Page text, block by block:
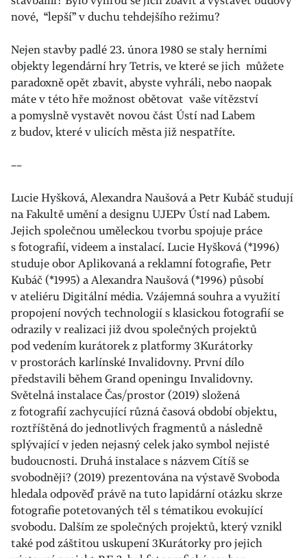
nové, “lepší” v duchu tehdejšího režimu?
Nejen stavby padlé 23. února 1980 se staly herními
objekty legendární hry Tetris, ve které se jich můžete
paradoxně opět zbavit, abyste vyhráli, nebo naopak
máte v této hře možnost obětovat vaše vítězství
a pomyslně vystavět novou část Ústí nad Labem
z budov, které v ulicích města již nespatříte.
––
Lucie Hyšková, Alexandra Naušová a Petr Kubáč studují
na Fakultě umění a designu UJEPv Ústí nad Labem.
Jejich společnou uměleckou tvorbu spojuje práce
s fotografií, videem a instalací. Lucie Hyšková (*1996)
studuje obor Aplikovaná a reklamní fotografie, Petr
Kubáč (*1995) a Alexandra Naušová (*1996) působí
v ateliéru Digitální média. Vzájemná souhra a využití
propojení nových technologií s klasickou fotografií se
odrazily v realizaci již dvou společných projektů
pod vedením kurátorek z platformy 3Kurátorky
v prostorách karlínské Invalidovny. První dílo
představili během Grand openingu Invalidovny.
Světelná instalace Čas/prostor (2019) složená
z fotografií zachycující různá časová období objektu,
roztříštěná do jednotlivých fragmentů a následně
splývající v jeden nejasný celek jako symbol nejisté
budoucnosti. Druhá instalace s názvem Cítíš se
svobodněji? (2019) prezentována na výstavě Svoboda
hledala odpověď právě na tuto lapidární otázku skrze
fotografie potetovaných těl s tématikou evokující
svobodu. Dalším ze společných projektů, který vznikl
také pod záštitou uskupení 3Kurátorky pro jejich